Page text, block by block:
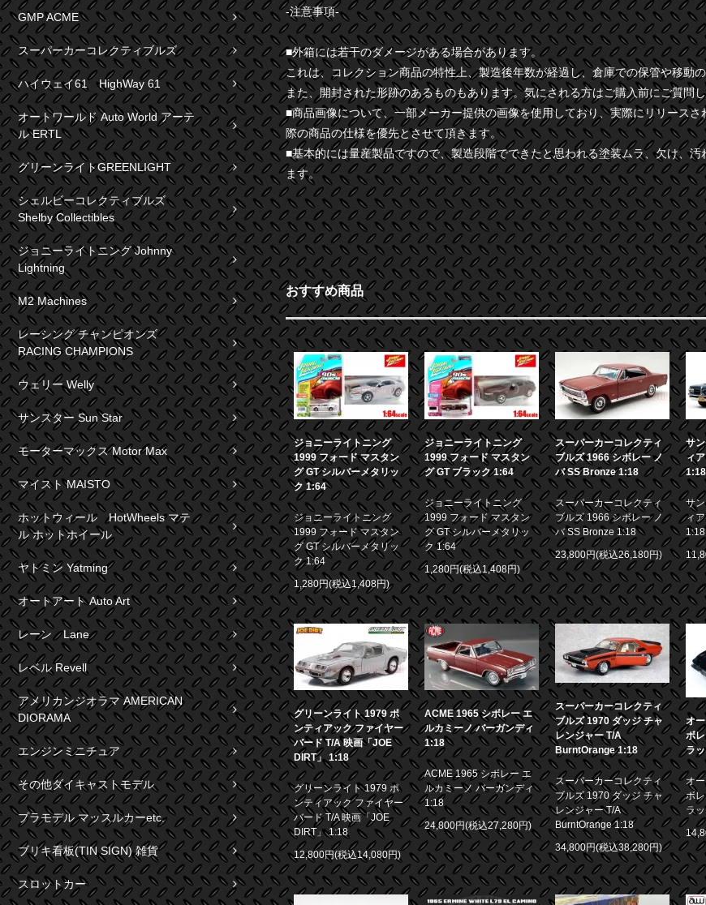
GMP ACME
スーパーカーコレクティブルズ
ハイウェイ61 HighWay 61
オートワールド Auto World アーテ
ル ERTL
グリーンライトGREENLIGHT
シェルビーコレクティブルズ
Shelby Collectibles
ジョニーライトニング Johnny
Lightning
M2 Machines
レーシング チャンピオンズ
RACING CHAMPIONS
ウェリー Welly
サンスター Sun Star
モーターマックス Motor Max
マイスト MAISTO
ホットウィール HotWheels マテ
ル ホットホイール
ヤトミン Yatming
オートアート Auto Art
レーン Lane
レベル Revell
アメリカンジオラマ AMERICAN
DIORAMA
エンジンミニチュア
その他ダイキャストモデル
プラモデル マッスルカーetc.
ブリキ看板(TIN SIGN) 雑貨
スロットカー
-注意事項-
■外箱には若干のダメージがある場合があります。
これは、コレクション商品の特性上、製造後年数が経過し、倉庫での保管や移動
また、開封された形跡のあるものもあります。気にされる方はご購入前にご質問
■商品画像について、一部メーカー提供の画像を使用しており、実際にリリース
際の商品の仕様を優先とさせて頂きます。
■基本的には量産製品ですので、製造段階でできたと思われる塗装ムラ、欠け、
ます。
おすすめ商品
ジョニーライトニング
1999 フォード マスタン
グ GT シルバーメタリッ
ク 1:64
ジョニーライトニング
1999 フォード マスタン
グ GT シルバーメタリッ
ク 1:64
1,280円(税込1,408円)
ジョニーライトニング
1999 フォード マスタン
グ GT ブラック 1:64
ジョニーライトニング
1999 フォード マスタン
グ GT シルバーメタリッ
ク 1:64
1,280円(税込1,408円)
スーパーカーコレクティ
ブルズ 1966 シボレー ノ
バ SS Bronze 1:18
スーパーカーコレクティ
ブルズ 1966 シボレー ノ
バ SS Bronze 1:18
23,800円(税込26,180円)
サ
ィ
1:18
サ
ィ
1:18
グリーンライト 1979 ポ
ンティアック ファイヤー
バード T/A 映画「JOE
DIRT」 1:18
グリーンライト 1979 ポ
ンティアック ファイヤー
バード T/A 映画「JOE
DIRT」 1:18
12,800円(税込14,080円)
ACME 1965 シボレー エ
ルカミーノ バーガンディ
1:18
ACME 1965 シボレー エ
ルカミーノ バーガンディ
1:18
24,800円(税込27,280円)
スーパーカーコレクティ
ブルズ 1970 ダッジ チャ
レンジャー T/A
BurntOrange 1:18
スーパーカーコレクティ
ブルズ 1970 ダッジ チャ
レンジャー T/A
BurntOrange 1:18
34,800円(税込38,280円)
オ
ボ
ラ
オ
ボ
ラ